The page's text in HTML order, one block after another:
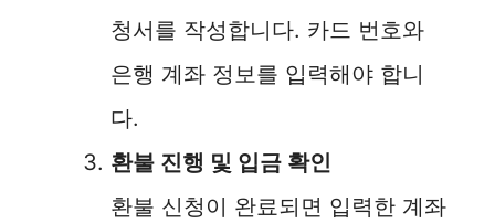
청서를 작성합니다. 카드 번호와
은행 계좌 정보를 입력해야 합니
다.
환불 진행 및 입금 확인
환불 신청이 완료되면 입력한 계좌